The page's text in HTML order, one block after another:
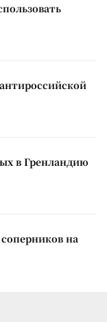
в Гренландию
на